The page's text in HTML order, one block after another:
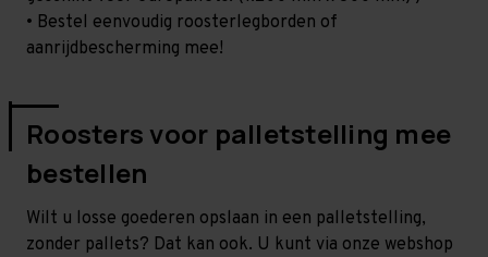
• Bestel eenvoudig roosterlegborden of
aanrijdbescherming mee!
Roosters voor palletstelling mee
bestellen
Wilt u losse goederen opslaan in een palletstelling,
zonder pallets? Dat kan ook. U kunt via onze webshop